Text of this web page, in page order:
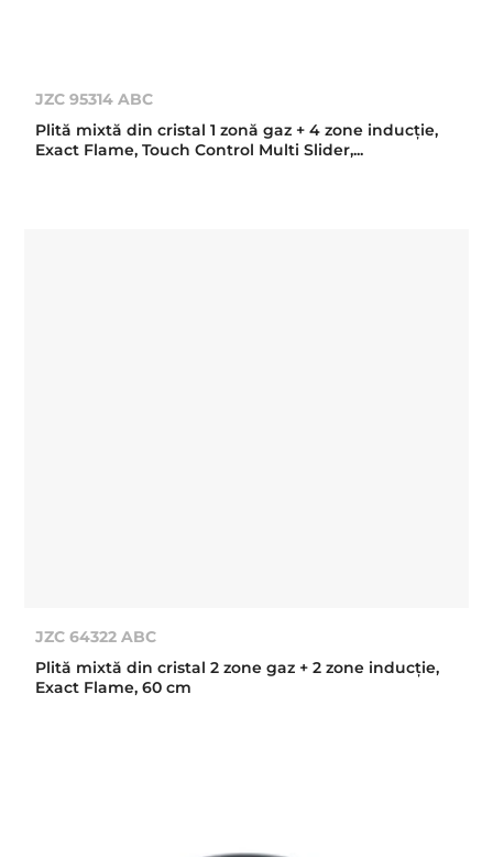
JZC 95314 ABC
Plită mixtă din cristal 1 zonă gaz + 4 zone inducţie,
Exact Flame, Touch Control Multi Slider,...
JZC 64322 ABC
Plită mixtă din cristal 2 zone gaz + 2 zone inducţie,
Exact Flame, 60 cm